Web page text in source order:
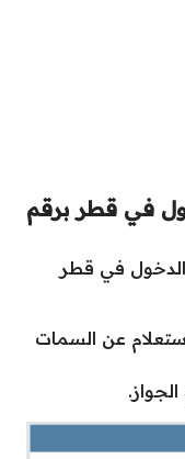
في قطر برقم
في قطر
عن السمات